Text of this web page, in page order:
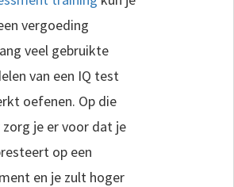
vergoeding
veel gebruikte
van een IQ test
oefenen. Op die
zorg je er voor dat je
op een
en je zult hoger